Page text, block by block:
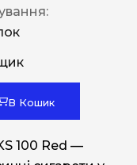
В Кошик
100 Red —